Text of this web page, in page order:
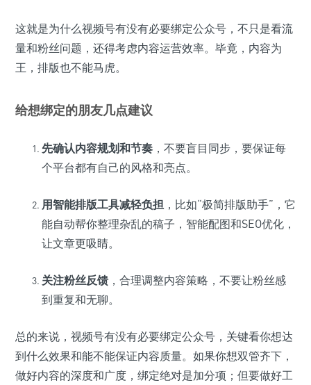
这就是为什么视频号有没有必要绑定公众号，不只是看流
量和粉丝问题，还得考虑内容运营效率。毕竟，内容为
王，排版也不能马虎。
给想绑定的朋友几点建议
先确认内容规划和节奏 ，不要盲目同步，要保证每
个平台都有自己的风格和亮点。
用智能排版工具减轻负担 ，比如“极简排版助手”，它
能自动帮你整理杂乱的稿子，智能配图和SEO优化，
让文章更吸睛。
关注粉丝反馈 ，合理调整内容策略，不要让粉丝感
到重复和无聊。
总的来说，视频号有没有必要绑定公众号，关键看你想达
到什么效果和能不能保证内容质量。如果你想双管齐下，
做好内容的深度和广度，绑定绝对是加分项；但要做好工